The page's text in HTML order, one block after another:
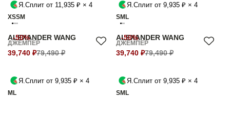
Я.Сплит от 11,935 ₽ × 4
XSSM
Я.Сплит от 9,935 ₽ × 4
SM L
-50%
ALEXANDER WANG
ДЖЕМПЕР
39,740 ₽79,490 ₽
Я.Сплит от 9,935 ₽ × 4
M L
-50%
ALEXANDER WANG
ДЖЕМПЕР
39,740 ₽79,490 ₽
Я.Сплит от 9,935 ₽ × 4
SM L